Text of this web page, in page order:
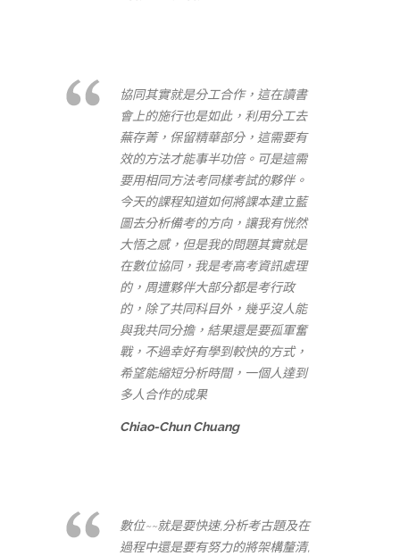
協同其實就是分工合作，這在讀書
會上的施行也是如此，利用分工去
蕪存菁，保留精華部分，這需要有
效的方法才能事半功倍。可是這需
要用相同方法考同樣考試的夥伴。
今天的課程知道如何將課本建立藍
圖去分析備考的方向，讓我有恍然
大悟之感，但是我的問題其實就是
在數位協同，我是考高考資訊處理
的，周遭夥伴大部分都是考行政
的，除了共同科目外，幾乎沒人能
與我共同分擔，結果還是要孤軍奮
戰，不過幸好有學到較快的方式，
希望能縮短分析時間，一個人達到
多人合作的成果
Chiao-Chun Chuang
數位~~就是要快速,分析考古題及在
過程中還是要有努力的將架構釐清,